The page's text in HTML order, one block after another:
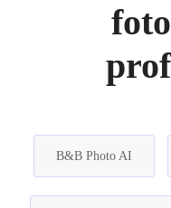
B&B Photo AI